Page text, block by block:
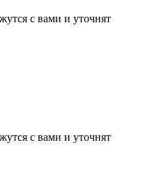
с вами и уточнят
с вами и уточнят